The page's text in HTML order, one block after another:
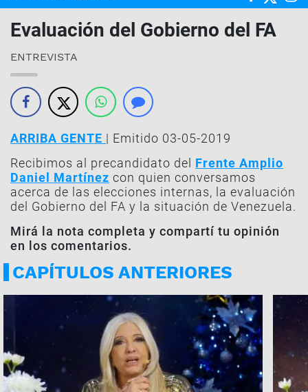
Evaluación del Gobierno del FA
ENTREVISTA
ARRIBA GENTE | Emitido 03-05-2019
Recibimos al precandidato del Frente Amplio
Daniel Martínez con quien conversamos
acerca de las elecciones internas, la evaluación
del Gobierno del FA y la situación de Venezuela.
Mirá la nota completa y compartí tu opinión
en los comentarios.
CAPÍTULOS ANTERIORES